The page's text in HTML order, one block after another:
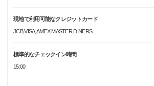
現地で利用可能なクレジットカード
JCB,VISA,AMEX,MASTER,DINERS
標準的なチェックイン時間
15:00